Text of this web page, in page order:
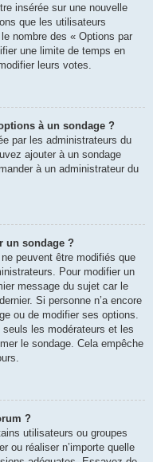
insérée sur une nouvelle
que les utilisateurs
nombre des « Options par
une limite de temps en
leurs votes.
à un sondage ?
par les administrateurs du
ajouter à un sondage
à un administrateur du
un sondage ?
peuvent être modifiés que
Pour modifier un
message du sujet car le
Si personne n’a encore
ou de modifier ses options.
les modérateurs et les
le sondage. Cela empêche
?
utilisateurs ou groupes
ou réaliser n’importe quelle